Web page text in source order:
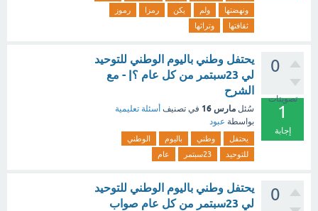
ونهضتها
ولم يكن رمزا
رموز
ثقافتها
وتراثها
0
تصويتات
1
إجابة
يحتفل وطني باليوم الوطني للتوحيد
لي 23سبتمر من كل عام ؟| - مع
الشرح
سُئل مارس 16 في تصنيف أسئلة تعليمية
بواسطة عبود
يحتفل وطني باليوم
الوطني
للتوحيد
23سبتمر عام
0
يحتفل وطني باليوم الوطني للتوحيد
لي 23سبتمر من كل عام صواب